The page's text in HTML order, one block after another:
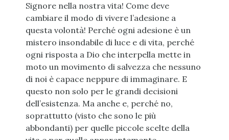
Signore nella nostra vita! Come deve
cambiare il modo di vivere l’adesione a
questa volontà! Perché ogni adesione è un
mistero insondabile di luce e di vita, perché
ogni risposta a Dio che interpella mette in
moto un movimento di salvezza che nessuno
di noi è capace neppure di immaginare. E
questo non solo per le grandi decisioni
dell’esistenza. Ma anche e, perché no,
soprattutto (visto che sono le più
abbondanti) per quelle piccole scelte della